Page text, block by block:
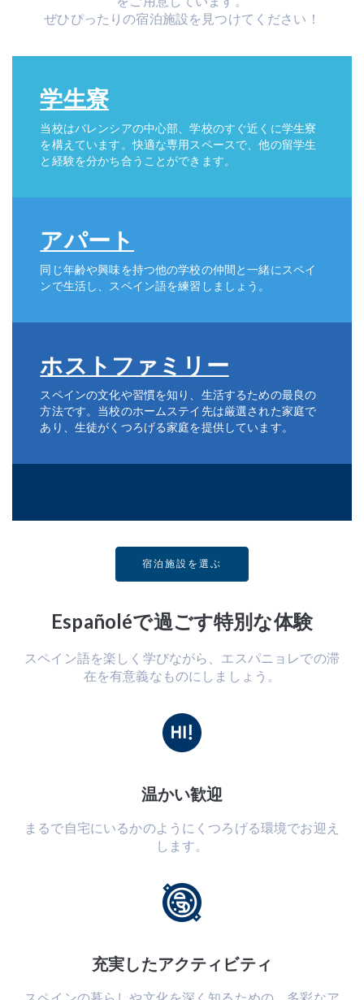
ぜひぴったりの宿泊施設を見つけてください！
学生寮
当校はバレンシアの中心部、学校のすぐ近くに学生寮
を構えています。快適な専用スペースで、他の留学生
と経験を分かち合うことができます。
アパート
同じ年齢や興味を持つ他の学校の仲間と一緒にスペイ
ンで生活し、スペイン語を練習しましょう。
ホストファミリー
スペインの文化や習慣を知り、生活するための最良の
方法です。当校のホームステイ先は厳選された家庭で
あり、生徒がくつろげる家庭を提供しています。
宿泊施設を選ぶ
Españoléで過ごす特別な体験
スペイン語を楽しく学びながら、エスパニョレでの滞
在を有意義なものにしましょう。
温かい歓迎
まるで自宅にいるかのようにくつろげる環境でお迎え
します。
充実したアクティビティ